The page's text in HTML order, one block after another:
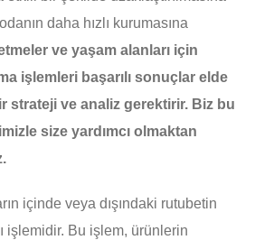
daha hızlı kurumasına
ve yaşam alanları için
işlemleri başarılı sonuçlar elde
strateji ve analiz gerektirir. Biz bu
size yardımcı olmaktan
içinde veya dışındaki rutubetin
işlemidir. Bu işlem, ürünlerin